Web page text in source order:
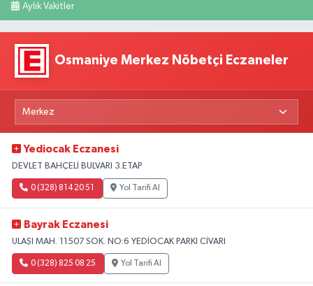
Aylık Vakitler
Osmaniye Merkez Nöbetçi Eczaneler
Yediocak Eczanesi
DEVLET BAHÇELİ BULVARI 3.ETAP
0 (328) 814 20 51 Yol Tarifi Al
Bayrak Eczanesi
ULAŞI MAH. 11507 SOK. NO:6 YEDİOCAK PARKI CİVARI
0 (328) 825 08 25 Yol Tarifi Al